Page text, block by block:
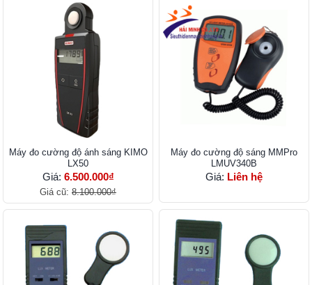
Máy đo cường độ ánh sáng KIMO
LX50
Giá: 6.500.000₫
Giá cũ: 8.100.000₫
Máy đo cường độ sáng MMPro
LMUV340B
Giá: Liên hệ